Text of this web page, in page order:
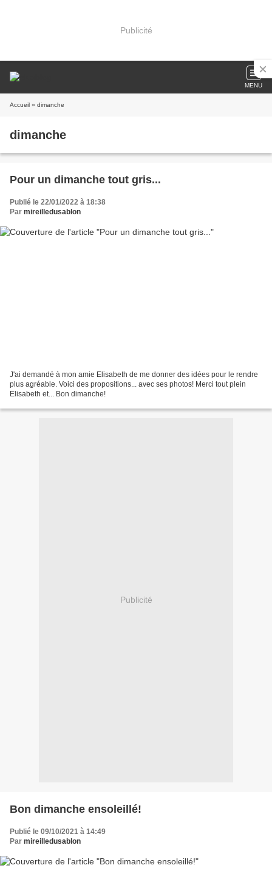
Publicité
MENU
Accueil » dimanche
dimanche
Pour un dimanche tout gris...
Publié le 22/01/2022 à 18:38
Par mireilledusablon
J'ai demandé à mon amie Elisabeth de me donner des idées pour le rendre
plus agréable. Voici des propositions... avec ses photos! Merci tout plein
Elisabeth et... Bon dimanche!
Publicité
Bon dimanche ensoleillé!
Publié le 09/10/2021 à 14:49
Par mireilledusablon